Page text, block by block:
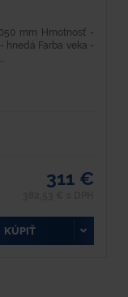
mm Hmotnosť -
hnedá Farba veka -
311 €
KÚPIŤ